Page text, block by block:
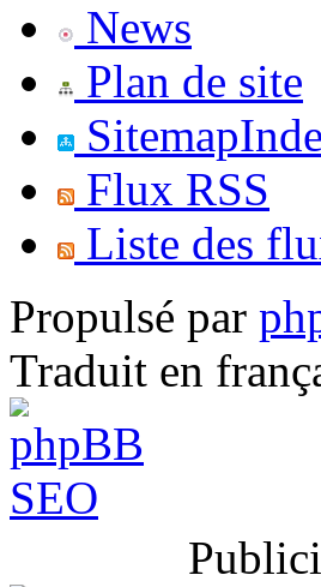
News
Plan de site
Flux RSS
Liste des
Propulsé par
Traduit en